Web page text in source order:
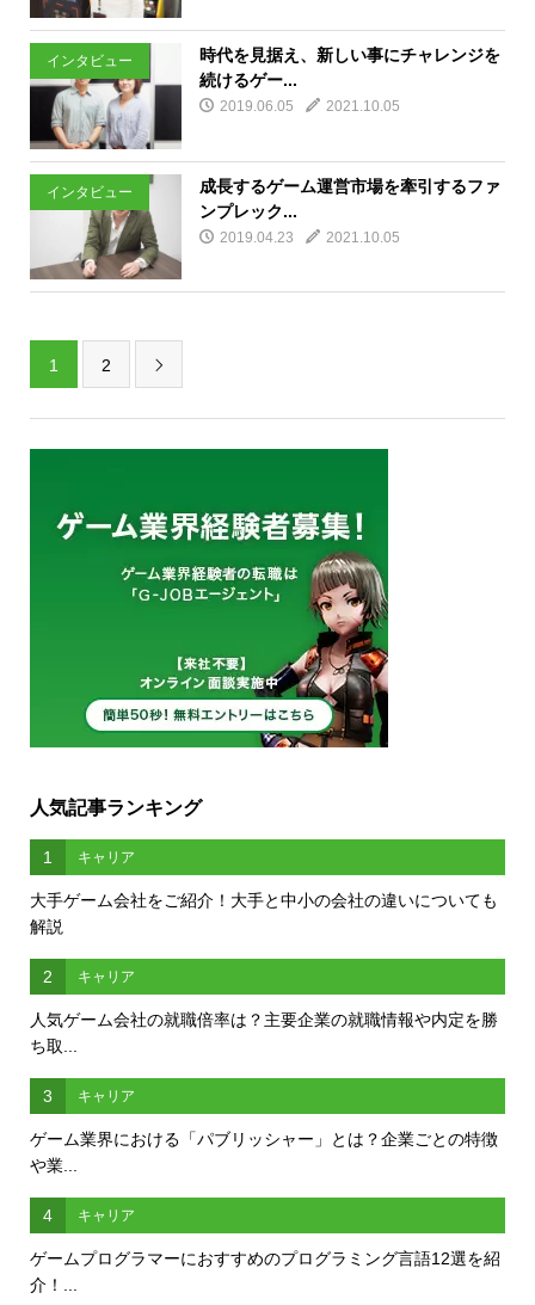
インタビュー
時代を見据え、新しい事にチャレンジを
続けるゲー...
2019.06.05 2021.10.05
インタビュー
成長するゲーム運営市場を牽引するファ
ンプレック...
2019.04.23 2021.10.05
1 2 
人気記事ランキング
1 キャリア
大手ゲーム会社をご紹介！大手と中小の会社の違いについても
解説
2 キャリア
人気ゲーム会社の就職倍率は？主要企業の就職情報や内定を勝
ち取...
3 キャリア
ゲーム業界における「パブリッシャー」とは？企業ごとの特徴
や業...
4 キャリア
ゲームプログラマーにおすすめのプログラミング言語12選を紹
介！...